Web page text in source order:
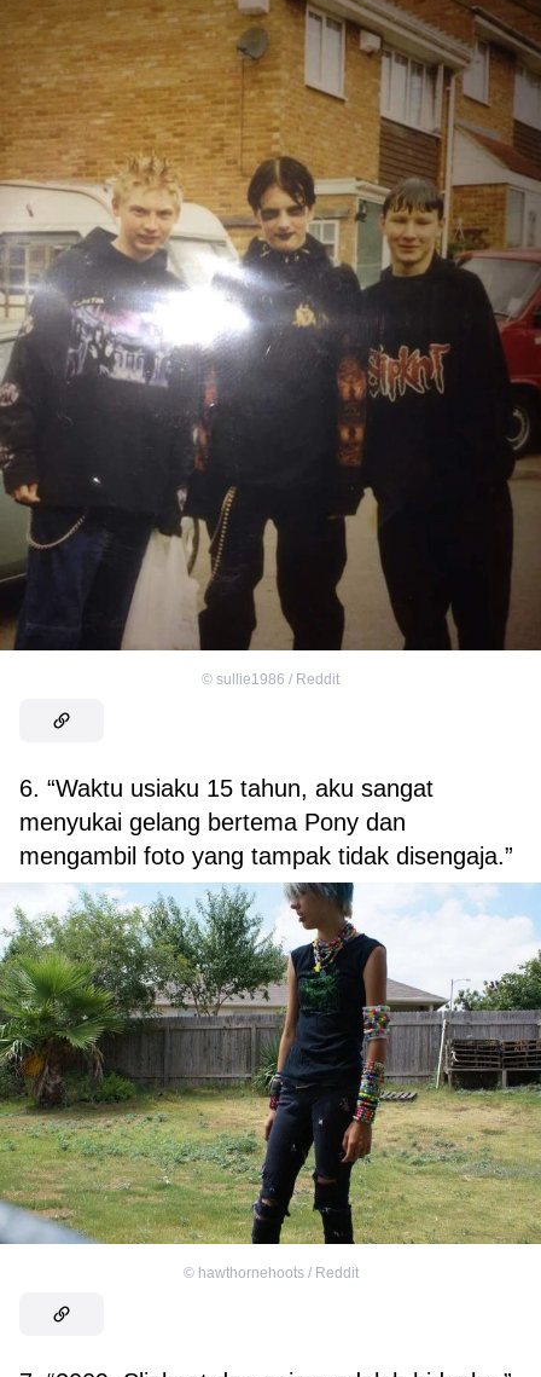
© sullie1986 / Reddit
6. “Waktu usiaku 15 tahun, aku sangat
menyukai gelang bertema Pony dan
mengambil foto yang tampak tidak disengaja.”
© hawthornehoots / Reddit